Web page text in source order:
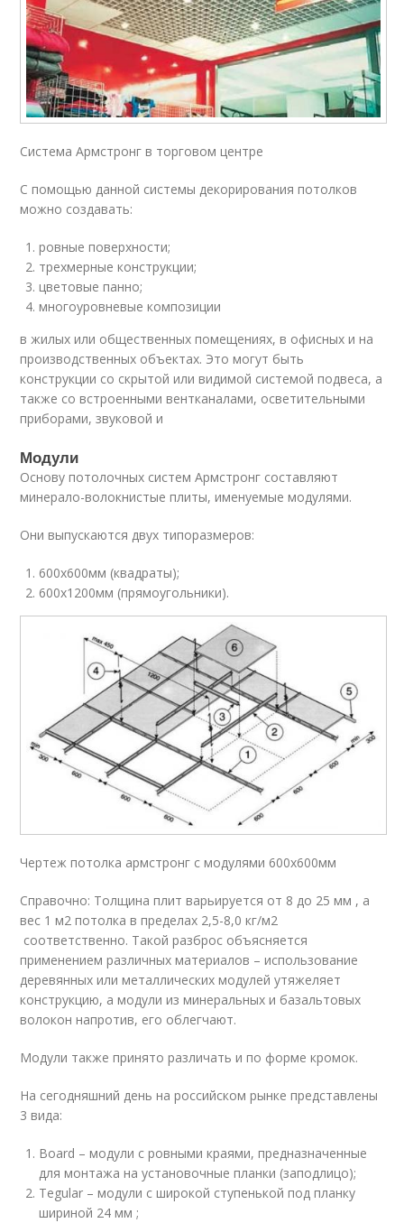
Система Армстронг в торговом центре
С помощью данной системы декорирования потолков
можно создавать:
ровные поверхности;
трехмерные конструкции;
цветовые панно;
многоуровневые композиции
в жилых или общественных помещениях, в офисных и на
производственных объектах. Это могут быть
конструкции со скрытой или видимой системой подвеса, а
также со встроенными вентканалами, осветительными
приборами, звуковой и
Модули
Основу потолочных систем Армстронг составляют
минерало-волокнистые плиты, именуемые модулями.
Они выпускаются двух типоразмеров:
600х600мм (квадраты);
600х1200мм (прямоугольники).
Чертеж потолка армстронг с модулями 600х600мм
Справочно: Толщина плит варьируется от 8 до 25 мм , а
вес 1 м2 потолка в пределах 2,5-8,0 кг/м2
соответственно. Такой разброс объясняется
применением различных материалов – использование
деревянных или металлических модулей утяжеляет
конструкцию, а модули из минеральных и базальтовых
волокон напротив, его облегчают.
Модули также принято различать и по форме кромок.
На сегодняшний день на российском рынке представлены
3 вида:
Board – модули с ровными краями, предназначенные
для монтажа на установочные планки (заподлицо);
Tegular – модули с широкой ступенькой под планку
шириной 24 мм ;